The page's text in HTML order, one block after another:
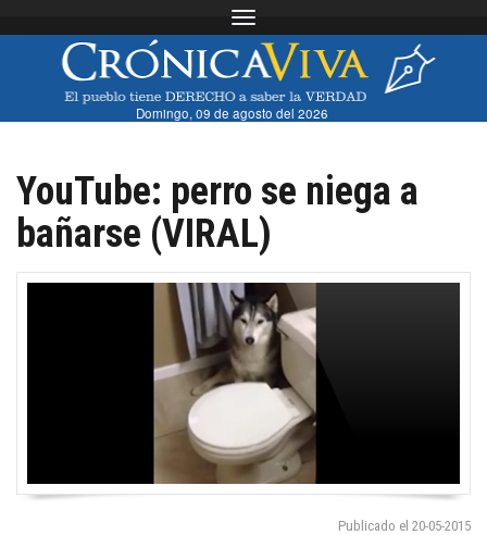
Toggle navigation
Domingo, 09 de agosto del 2026
YouTube: perro se niega a
bañarse (VIRAL)
Publicado el 20-05-2015